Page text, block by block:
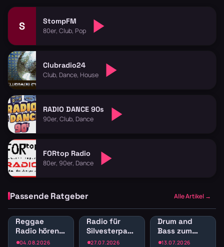
S StompFM
80er, Club, Pop
Clubradio24
Club, Dance, House
RADIO DANCE 90s
90er, Club, Dance
FORtop Radio
80er, 90er, Dance
Passende Ratgeber Alle Artikel →
04.08.2026
Reggae
Radio hören:
Jamaican
27.07.2026
Radio für
Silvesterparty:
Die besten
13.07.2026
Drum and
Bass zum
Lernen: